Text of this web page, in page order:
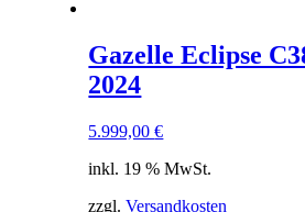
mehrere
Varianten
Gazelle Eclipse
2024
5.999,00€
inkl. 19 % MwSt.
zzgl.Versandkosten